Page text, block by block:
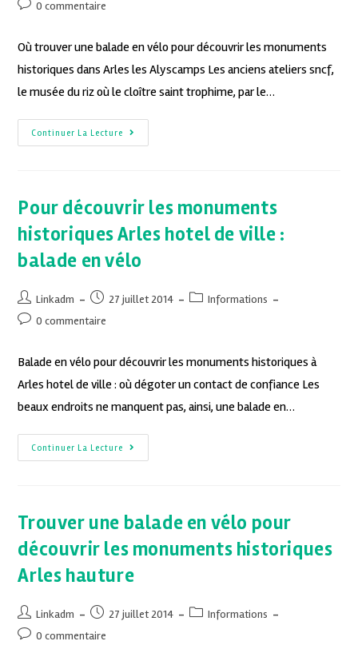
0 commentaire
Où trouver une balade en vélo pour découvrir les monuments
historiques dans Arles les Alyscamps Les anciens ateliers sncf,
le musée du riz où le cloître saint trophime, par le…
Continuer La Lecture
Pour découvrir les monuments
historiques Arles hotel de ville :
balade en vélo
Linkadm 27 juillet 2014
Informations
0 commentaire
Balade en vélo pour découvrir les monuments historiques à
Arles hotel de ville : où dégoter un contact de confiance Les
beaux endroits ne manquent pas, ainsi, une balade en…
Continuer La Lecture
Trouver une balade en vélo pour
découvrir les monuments historiques
Arles hauture
Linkadm 27 juillet 2014
Informations
0 commentaire